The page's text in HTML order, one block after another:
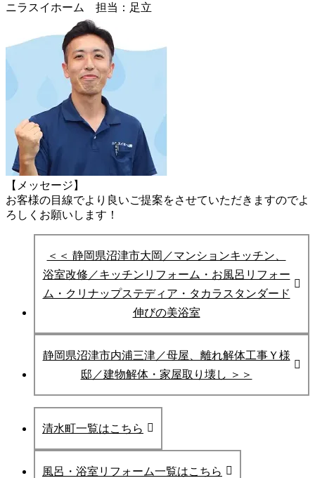
ニラスイホーム 担当：足立
【メッセージ】
お客様の目線でより良いご提案をさせていただきますのでよ
ろしくお願いします！
＜＜ 静岡県沼津市大岡／マンションキッチン、
浴室改修／キッチンリフォーム・お風呂リフォー
ム・クリナップステディア・タカラスタンダード
伸びの美浴室
静岡県沼津市内浦三津／母屋、離れ解体工事Ｙ様
邸／建物解体・家屋取り壊し ＞＞
清水町一覧はこちら
風呂・浴室リフォーム一覧はこちら